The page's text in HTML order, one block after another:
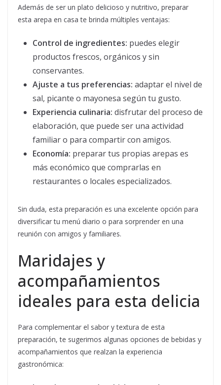
Además de ser un plato delicioso y nutritivo, preparar
esta arepa en casa te brinda múltiples ventajas:
Control de ingredientes: puedes elegir
productos frescos, orgánicos y sin
conservantes.
Ajuste a tus preferencias: adaptar el nivel de
sal, picante o mayonesa según tu gusto.
Experiencia culinaria: disfrutar del proceso de
elaboración, que puede ser una actividad
familiar o para compartir con amigos.
Economía: preparar tus propias arepas es
más económico que comprarlas en
restaurantes o locales especializados.
Sin duda, esta preparación es una excelente opción para
diversificar tu menú diario o para sorprender en una
reunión con amigos y familiares.
Maridajes y
acompañamientos
ideales para esta delicia
Para complementar el sabor y textura de esta
preparación, te sugerimos algunas opciones de bebidas y
acompañamientos que realzan la experiencia
gastronómica: